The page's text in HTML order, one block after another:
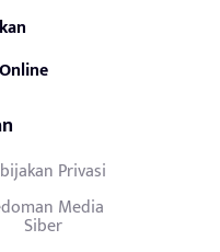
Privasi
Media
Siber